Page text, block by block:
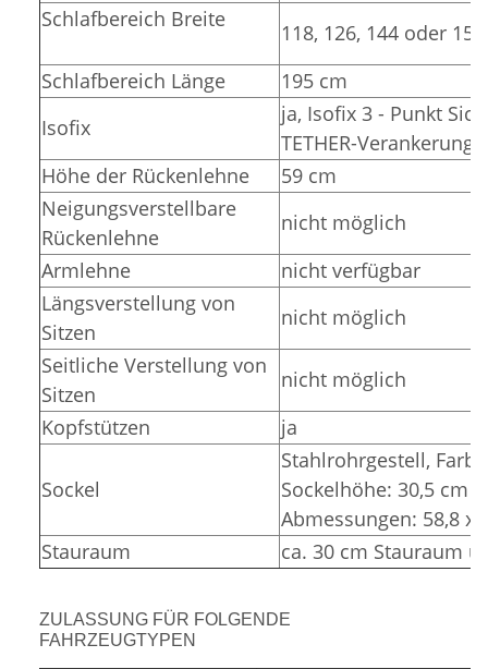
Schlafbereich Breite
118, 126, 144 oder
Schlafbereich Länge
195 cm
Isofix
ja, Isofix 3 - Punkt
TETHER-
Höhe der Rückenlehne
59 cm
Neigungsverstellbare
Rückenlehne
nicht möglich
Armlehne
nicht verfügbar
Längsverstellung von
Sitzen
nicht möglich
Seitliche Verstellung von
Sitzen
nicht möglich
Kopfstützen
ja
Sockel
Stahlrohrgestell,
Sockelhöhe: 30,5 cm
Abmessungen: 58,8 x
Stauraum
ca. 30 cm Stauraum
ZULASSUNG FÜR FOLGENDE
FAHRZEUGTYPEN